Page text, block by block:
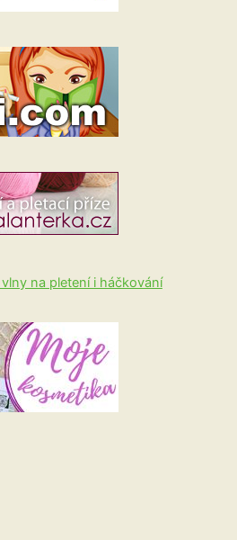
na pletení i háčkování